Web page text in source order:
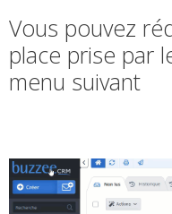
Vous pouvez
place prise par
menu suivant